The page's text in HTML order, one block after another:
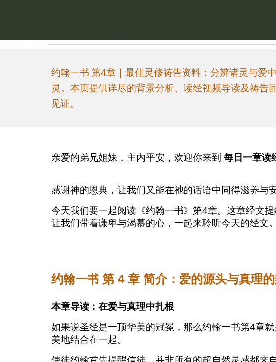
约翰一书 第4章｜最佳灵修祷告资料：分辨诸灵与爱
灵。本页提供详尽的背景分析、读经视频导读及祷告
见证。
亲爱的弟兄姐妹，主内平安，欢迎你来到 每日一章读
感谢神的恩典，让我们又能在祂的话语中同得滋养与安
今天我们要一起阅读《约翰一书》第4章。这章经文
让我们带着谦卑与渴慕的心，一起来聆听今天的经文。
约翰一书 第 4 章 简介：爱的源头与真理的
本章导读：在爱与真理中扎根
如果说圣经是一顶华美的冠冕，那么约翰一书第4章
美地结合在一起。
使徒约翰首先提醒信徒，并非所有的超自然灵感都来